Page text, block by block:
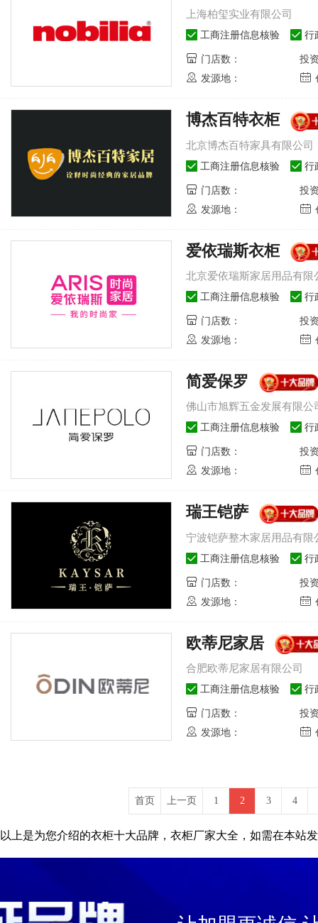
上海柏玺实业有限公司
工商注册信息核验 行
门店数：
投
发源地：
博杰百特衣柜
北京博杰百特家具有限公司
工商注册信息核验 行
门店数：
投
发源地：
爱依瑞斯衣柜
北京爱依瑞斯家居用品有限
工商注册信息核验 行
门店数：
投
发源地：
简爱保罗
佛山市旭辉五金发展有限公
工商注册信息核验 行
门店数：
投
发源地：
瑞王铠萨
宁波铠萨整木家居用品有限
工商注册信息核验 行
门店数：
投
发源地：
欧蒂尼家居
合肥欧蒂尼家居有限公司
工商注册信息核验 行
门店数：
投
发源地：
首页 上一页 1 2 3 4
以上是为您介绍的衣柜十大品牌，衣柜厂家大全，如需在本站